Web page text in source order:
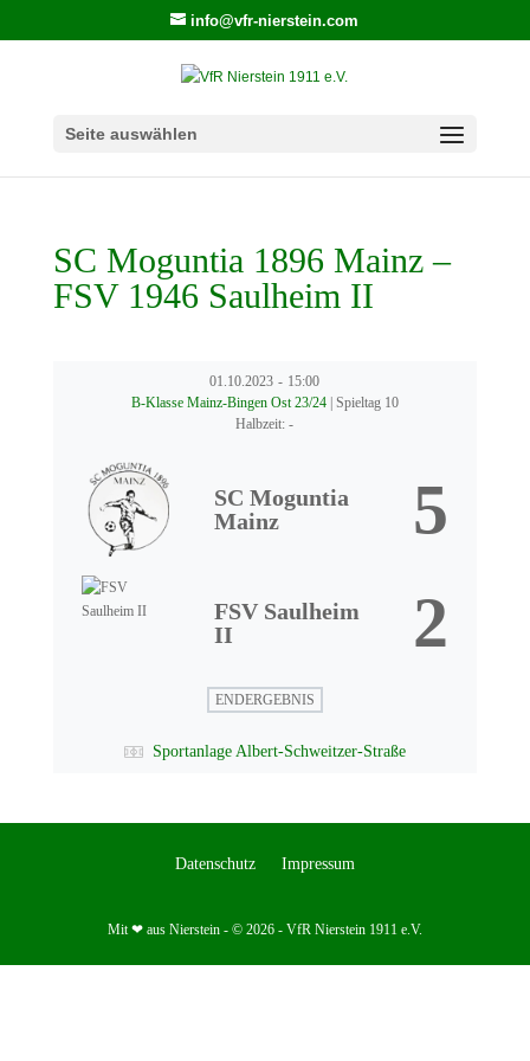
info@vfr-nierstein.com
Seite auswählen
SC Moguntia 1896 Mainz –
FSV 1946 Saulheim II
01.10.2023 - 15:00
B-Klasse Mainz-Bingen Ost 23/24 | Spieltag 10
Halbzeit: -
SC Moguntia
Mainz
5
FSV Saulheim
II
2
ENDERGEBNIS
Sportanlage Albert-Schweitzer-Straße
Datenschutz Impressum
Mit ❤ aus Nierstein - © 2026 - VfR Nierstein 1911 e.V.